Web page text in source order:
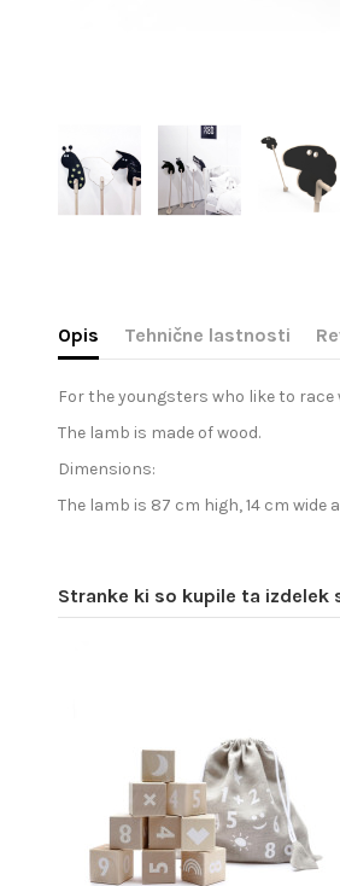
Opis Tehnične lastnosti
For the youngsters who like to
The lamb is made of wood.
Dimensions:
The lamb is 87 cm high, 14 cm wide
Stranke ki so kupile ta izdelek